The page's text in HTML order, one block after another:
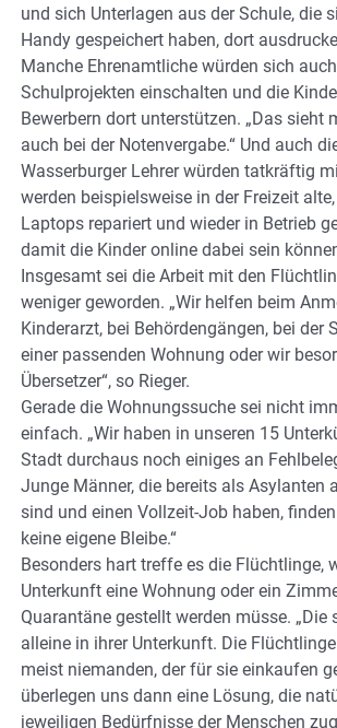
und sich Unterlagen aus der Schule, die
Handy gespeichert haben, dort
Manche Ehrenamtliche würden sich
Schulprojekten einschalten und die
Bewerbern dort unterstützen. „Das sieht
auch bei der Notenvergabe.“ Und auch
Wasserburger Lehrer würden tatkräftig
werden beispielsweise in der Freizeit
Laptops repariert und wieder in Betrieb
damit die Kinder online dabei sein
Insgesamt sei die Arbeit mit den
weniger geworden. „Wir helfen beim
Kinderarzt, bei Behördengängen, bei der
einer passenden Wohnung oder wir
Übersetzer“, so Rieger.
Gerade die Wohnungssuche sei nicht
einfach. „Wir haben in unseren 15
Stadt durchaus noch einiges an
Junge Männer, die bereits als Asylanten
sind und einen Vollzeit-Job haben,
keine eigene Bleibe.“
Besonders hart treffe es die Flüchtlinge,
Unterkunft eine Wohnung oder ein
Quarantäne gestellt werden müsse. „Die
alleine in ihrer Unterkunft. Die
meist niemanden, der für sie einkaufen
überlegen uns dann eine Lösung, die
jeweiligen Bedürfnisse der Menschen